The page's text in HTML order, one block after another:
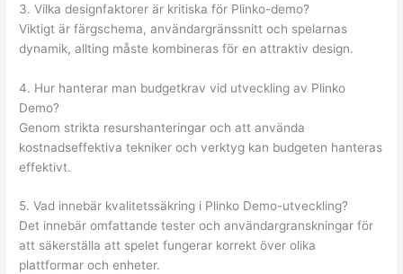
3. Vilka designfaktorer är kritiska för Plinko-demo?
Viktigt är färgschema, användargränssnitt och spelarnas
dynamik, allting måste kombineras för en attraktiv design.
4. Hur hanterar man budgetkrav vid utveckling av Plinko
Demo?
Genom strikta resurshanteringar och att använda
kostnadseffektiva tekniker och verktyg kan budgeten hanteras
effektivt.
5. Vad innebär kvalitetssäkring i Plinko Demo-utveckling?
Det innebär omfattande tester och användargranskningar för
att säkerställa att spelet fungerar korrekt över olika
plattformar och enheter.